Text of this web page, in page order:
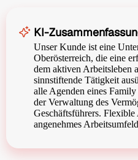
KI-
Unser Kunde ist eine
Oberösterreich, die eine
dem aktiven Arbeitsleben
sinnstiftende Tätigkeit
alle Agenden eines
der Verwaltung des
Geschäftsführers.
angenehmes